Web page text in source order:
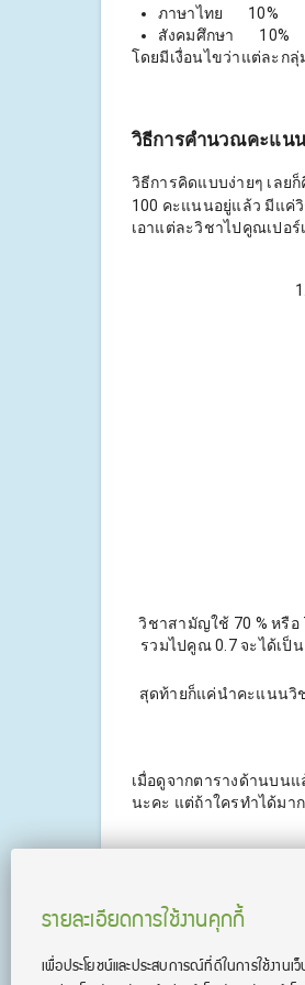
ภาษาไทย 10%
สังคมศึกษา 10%
โดยมีเงื่อนไขว่าแต่ละก
วิธีการคำนวณคะแนน
วิธีการคิดแบบง่ายๆ เลยก็
100 คะแนนอยู่แล้ว มีแค่
เอาแต่ละวิชาไปคูณเปอ
วิชาสามัญใช้ 70 % หรื
รวมไปคูณ 0.7 จะได้เป็น
สุดท้ายก็แค่นำคะแนนวิ
เมื่อดูจากตารางด้านบน
นะคะ แต่ถ้าใครทำได้มา
พี่มีอีกหนึ่งทางช่วยค่ะ ส
สอบ อย่าลืมไปทดลองเรี
รายละเอียดการใช้งานคุกกี้
เพื่อประโยชน์และประสบการณ์ที่ดีในการใช้งานเ